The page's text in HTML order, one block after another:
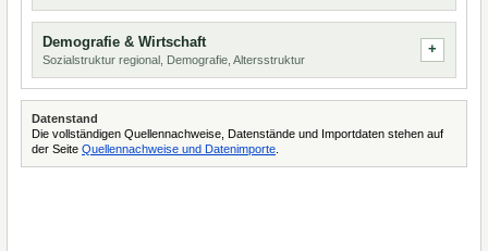
Demografie & Wirtschaft
Sozialstruktur regional, Demografie, Altersstruktur
Datenstand
Die vollständigen Quellennachweise, Datenstände und Importdaten stehen auf
der Seite Quellennachweise und Datenimporte